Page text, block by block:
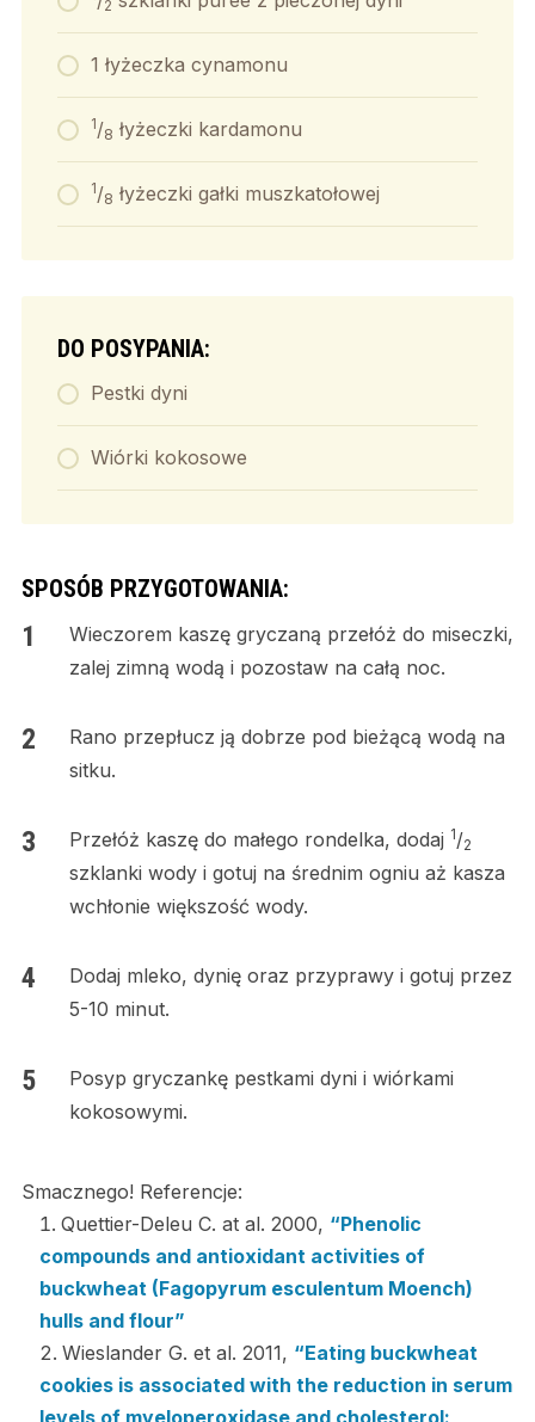
2
1 łyżeczka cynamonu
1/8 łyżeczki kardamonu
1/8 łyżeczki gałki muszkatołowej
DO POSYPANIA:
Pestki dyni
Wiórki kokosowe
SPOSÓB PRZYGOTOWANIA:
Wieczorem kaszę gryczaną przełóż do miseczki,
zalej zimną wodą i pozostaw na całą noc.
Rano przepłucz ją dobrze pod bieżącą wodą na
sitku.
Przełóż kaszę do małego rondelka, dodaj 1/2
szklanki wody i gotuj na średnim ogniu aż kasza
wchłonie większość wody.
Dodaj mleko, dynię oraz przyprawy i gotuj przez
5-10 minut.
Posyp gryczankę pestkami dyni i wiórkami
kokosowymi.
Smacznego! Referencje:
Quettier-Deleu C. at al. 2000, “Phenolic
compounds and antioxidant activities of
buckwheat (Fagopyrum esculentum Moench)
hulls and flour”
Wieslander G. et al. 2011, “Eating buckwheat
cookies is associated with the reduction in serum
levels of myeloperoxidase and cholesterol: